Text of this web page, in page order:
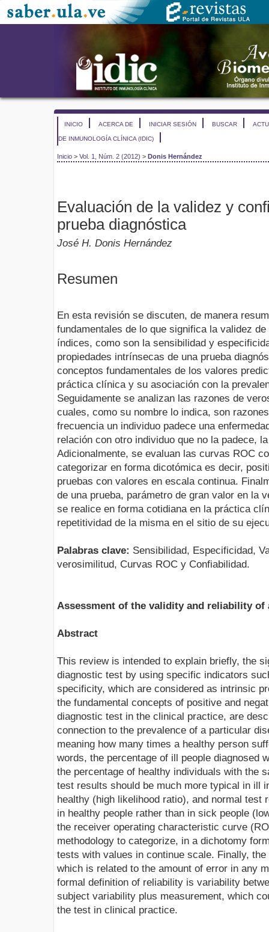
INICIO ACERCA DE INICIAR SESIÓN BUSCAR
DE INMUNOLOGÍA CLÍNICA (IDIC)
Inicio > Vol. 1, Núm. 2 (2012) > Donis Hernández
Evaluación de la validez y
prueba diagnóstica
José H. Donis Hernández
Resumen
En esta revisión se discuten, de manera
fundamentales de lo que significa la validez
índices, como son la sensibilidad y
propiedades intrínsecas de una prueba
conceptos fundamentales de los valores
práctica clínica y su asociación con la
Seguidamente se analizan las razones de
cuales, como su nombre lo indica, son
frecuencia un individuo padece una
relación con otro individuo que no la padece,
Adicionalmente, se evaluan las curvas ROC
categorizar en forma dicotómica es decir,
pruebas con valores en escala continua.
de una prueba, parámetro de gran valor en la
se realice en forma cotidiana en la práctica
repetitividad de la misma en el sitio de su
Palabras clave: Sensibilidad, Especificidad,
verosimilitud, Curvas ROC y Confiabilidad.
Assessment of the validity and reliability of
Abstract
This review is intended to explain briefly, the
diagnostic test by using specific indicators
specificity, which are considered as intrinsic
the fundamental concepts of positive and
diagnostic test in the clinical practice, are
connection to the prevalence of a particular
meaning how many times a healthy person
words, the percentage of ill people diagnosed
the percentage of healthy individuals with the
test results should be much more typical in ill
healthy (high likelihood ratio), and normal test
in healthy people rather than in sick people
the receiver operating characteristic curve
methodology to categorize, in a dichotomy
tests with values in continue scale. Finally,
which is related to the amount of error in any
formal definition of reliability is variability
subject variability plus measurement, which
the test in clinical practice.